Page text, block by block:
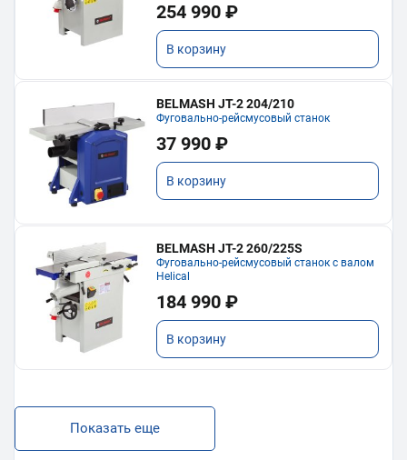
254 990 ₽
В корзину
BELMASH JT-2 204/210
Фуговально-рейсмусовый станок
37 990 ₽
В корзину
BELMASH JT-2 260/225S
Фуговально-рейсмусовый станок с валом
Helical
184 990 ₽
В корзину
Показать еще